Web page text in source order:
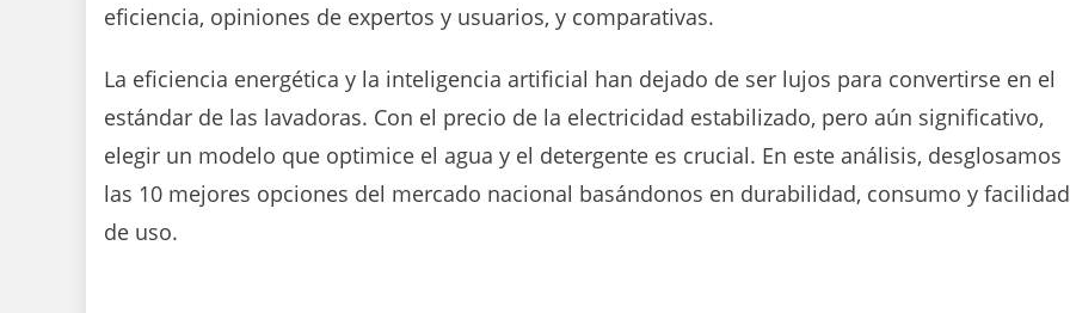
eficiencia, opiniones de expertos y usuarios, y comparativas.
La eficiencia energética y la inteligencia artificial han dejado de ser lujos para convertirse en el
estándar de las lavadoras. Con el precio de la electricidad estabilizado, pero aún significativo,
elegir un modelo que optimice el agua y el detergente es crucial. En este análisis, desglosamos
las 10 mejores opciones del mercado nacional basándonos en durabilidad, consumo y facilidad
de uso.